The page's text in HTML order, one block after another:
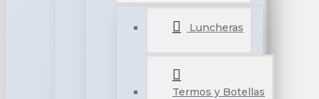
Luncheras
Termos y Botellas